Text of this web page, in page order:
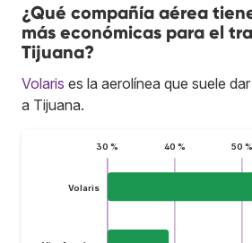
¿Qué compañía aérea
más económicas para el
Tijuana?
Volaris es la aerolínea que suele
a Tijuana.
30 % 40 % 50 %
Volaris